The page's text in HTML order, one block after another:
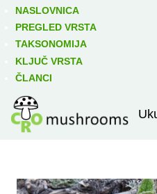
NASLOVNICA
PREGLED VRSTA
TAKSONOMIJA
KLJUČ VRSTA
ČLANCI
Izravno